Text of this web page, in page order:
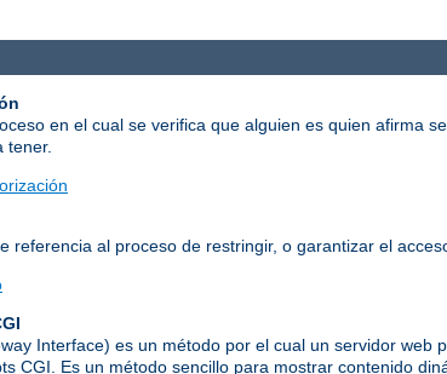
en el cual se verifica que alguien es quien afirma
tener.
referencia al proceso de restringir, o garantizar el
Interface) es un método por el cual un servidor
CGI. Es un método sencillo para mostrar contenido